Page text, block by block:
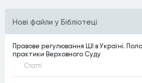
Нові файли у Бібліотеці
Правове регулювання ШІ в Україні.
практики Верховного Суду
Статтi